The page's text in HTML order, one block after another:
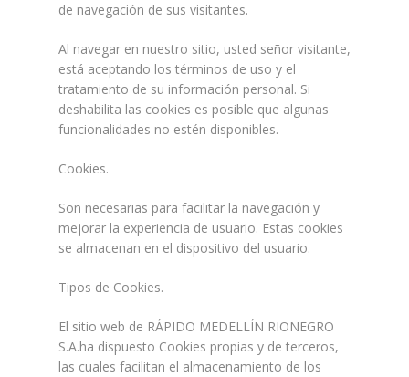
de navegación de sus visitantes.
Al navegar en nuestro sitio, usted señor visitante,
está aceptando los términos de uso y el
tratamiento de su información personal. Si
deshabilita las cookies es posible que algunas
funcionalidades no estén disponibles.
Cookies.
Son necesarias para facilitar la navegación y
mejorar la experiencia de usuario. Estas cookies
se almacenan en el dispositivo del usuario.
Tipos de Cookies.
El sitio web de RÁPIDO MEDELLÍN RIONEGRO
S.A.ha dispuesto Cookies propias y de terceros,
las cuales facilitan el almacenamiento de los